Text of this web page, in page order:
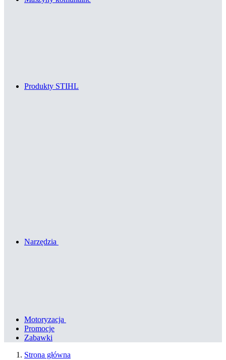
Produkty STIHL
Narzędzia
Motoryzacja
Promocje
Zabawki
Strona główna